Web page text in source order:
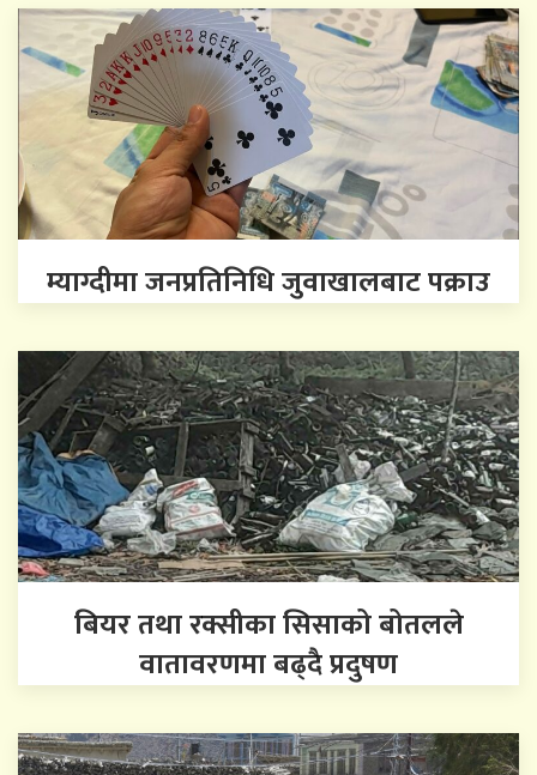
म्याग्दीमा जनप्रतिनिधि जुवाखालबाट पक्राउ
बियर तथा रक्सीका सिसाको बोतलले
वातावरणमा बढ्दै प्रदुषण